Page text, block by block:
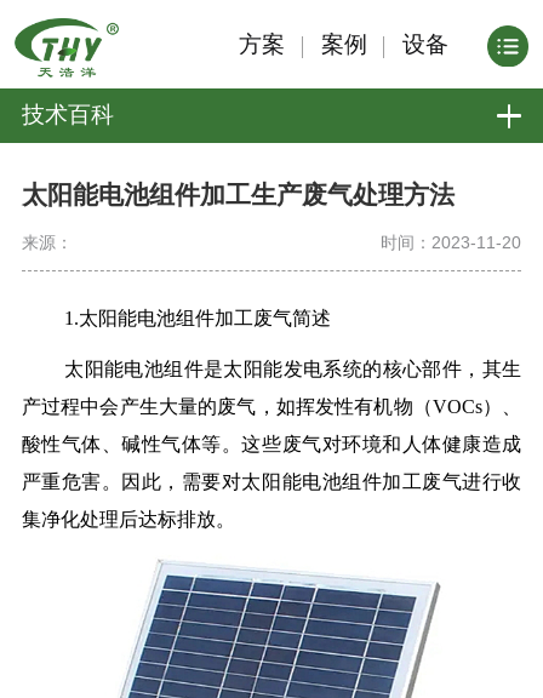
方案 案例 设备
技术百科
太阳能电池组件加工生产废气处理方法
来源： 时间：2023-11-20
1.太阳能电池组件加工废气简述
太阳能电池组件是太阳能发电系统的核心部件，其生
产过程中会产生大量的废气，如挥发性有机物（VOCs）、
酸性气体、碱性气体等。这些废气对环境和人体健康造成
严重危害。因此，需要对太阳能电池组件加工废气进行收
集净化处理后达标排放。